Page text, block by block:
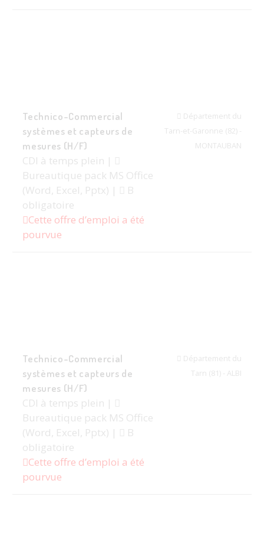
Technico-Commercial
systèmes et capteurs de
mesures (H/F)
CDI à temps plein |
Bureautique pack MS Office
(Word, Excel, Pptx) |
B
obligatoire
Cette offre d’emploi a été
pourvue
Département du
Tarn-et-Garonne (82) -
MONTAUBAN
Technico-Commercial
systèmes et capteurs de
mesures (H/F)
CDI à temps plein |
Bureautique pack MS Office
(Word, Excel, Pptx) |
B
obligatoire
Cette offre d’emploi a été
pourvue
Département du
Tarn (81) - ALBI